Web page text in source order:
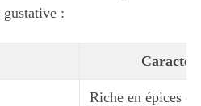
gustative :
Riche en épices